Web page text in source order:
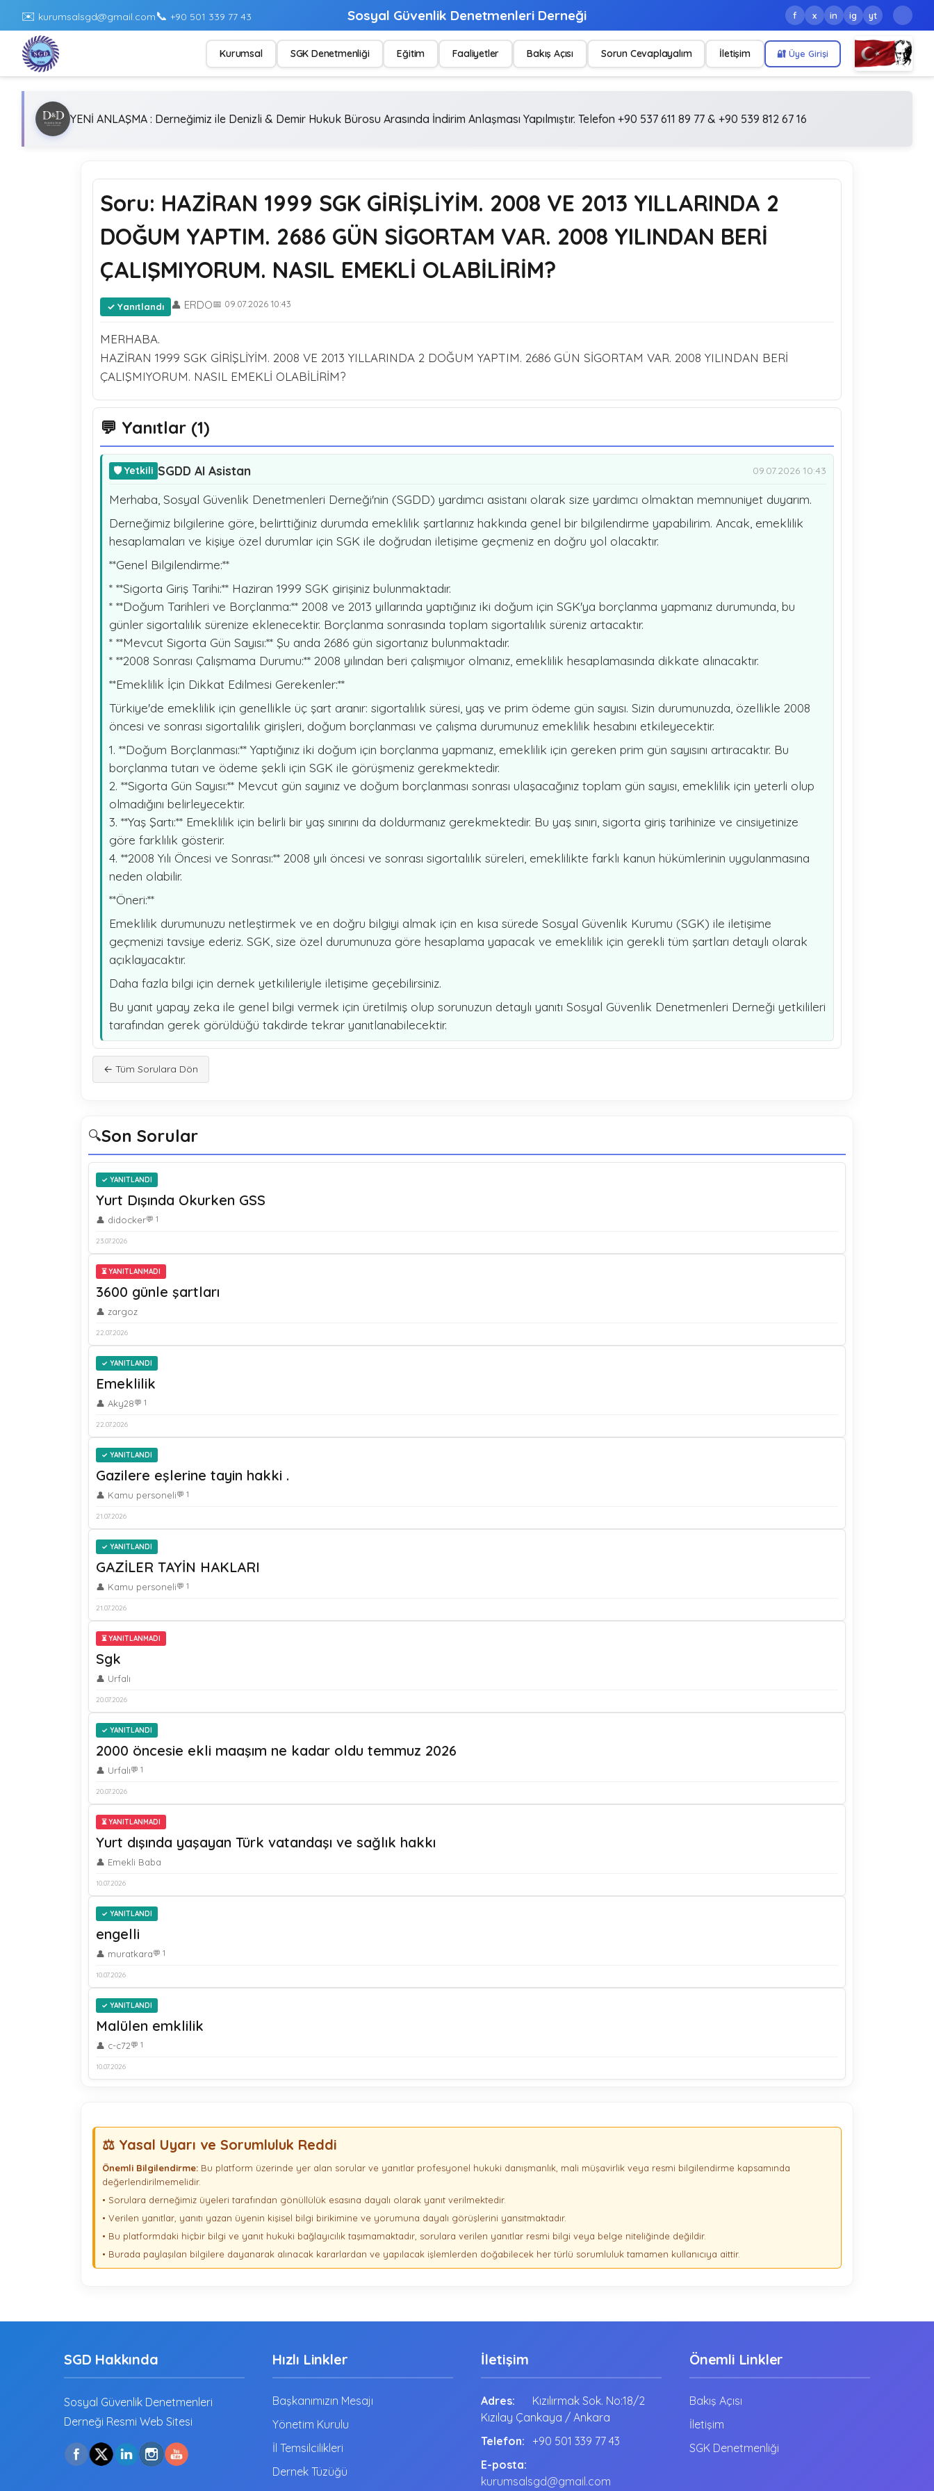
✉️ kurumsalsgd@gmail.com📞 +90 501 339 77 43 Sosyal Güvenlik Denetmenleri Derneği f x in ig yt
Kurumsal SGK Denetmenliği Eğitim Faaliyetler Bakış Açısı Sorun Cevaplayalım İletişim 🔐 Üye Girişi
YENİ ANLAŞMA : Derneğimiz ile Denizli & Demir Hukuk Bürosu Arasında İndirim Anlaşması Yapılmıştır. Telefon +90 537 611 89 77 & +90 539 812 67 16
Soru: HAZİRAN 1999 SGK GİRİŞLİYİM. 2008 VE 2013 YILLARINDA 2
DOĞUM YAPTIM. 2686 GÜN SİGORTAM VAR. 2008 YILINDAN BERİ
ÇALIŞMIYORUM. NASIL EMEKLİ OLABİLİRİM?
Yanıtlandı 👤 ERDO📅 09.07.2026 10:43
MERHABA.
HAZİRAN 1999 SGK GİRİŞLİYİM. 2008 VE 2013 YILLARINDA 2 DOĞUM YAPTIM. 2686 GÜN SİGORTAM VAR. 2008 YILINDAN BERİ
ÇALIŞMIYORUM. NASIL EMEKLİ OLABİLİRİM?
💬 Yanıtlar (1)
🛡️ Yetkili SGDD AI Asistan 09.07.2026 10:43
Merhaba, Sosyal Güvenlik Denetmenleri Derneği'nin (SGDD) yardımcı asistanı olarak size yardımcı olmaktan memnuniyet duyarım.
Derneğimiz bilgilerine göre, belirttiğiniz durumda emeklilik şartlarınız hakkında genel bir bilgilendirme yapabilirim. Ancak, emeklilik
hesaplamaları ve kişiye özel durumlar için SGK ile doğrudan iletişime geçmeniz en doğru yol olacaktır.
**Genel Bilgilendirme:**
* **Sigorta Giriş Tarihi:** Haziran 1999 SGK girişiniz bulunmaktadır.
* **Doğum Tarihleri ve Borçlanma:** 2008 ve 2013 yıllarında yaptığınız iki doğum için SGK'ya borçlanma yapmanız durumunda, bu
günler sigortalılık sürenize eklenecektir. Borçlanma sonrasında toplam sigortalılık süreniz artacaktır.
* **Mevcut Sigorta Gün Sayısı:** Şu anda 2686 gün sigortanız bulunmaktadır.
* **2008 Sonrası Çalışmama Durumu:** 2008 yılından beri çalışmıyor olmanız, emeklilik hesaplamasında dikkate alınacaktır.
**Emeklilik İçin Dikkat Edilmesi Gerekenler:**
Türkiye'de emeklilik için genellikle üç şart aranır: sigortalılık süresi, yaş ve prim ödeme gün sayısı. Sizin durumunuzda, özellikle 2008
öncesi ve sonrası sigortalılık girişleri, doğum borçlanması ve çalışma durumunuz emeklilik hesabını etkileyecektir.
1. **Doğum Borçlanması:** Yaptığınız iki doğum için borçlanma yapmanız, emeklilik için gereken prim gün sayısını artıracaktır. Bu
borçlanma tutarı ve ödeme şekli için SGK ile görüşmeniz gerekmektedir.
2. **Sigorta Gün Sayısı:** Mevcut gün sayınız ve doğum borçlanması sonrası ulaşacağınız toplam gün sayısı, emeklilik için yeterli olup
olmadığını belirleyecektir.
3. **Yaş Şartı:** Emeklilik için belirli bir yaş sınırını da doldurmanız gerekmektedir. Bu yaş sınırı, sigorta giriş tarihinize ve cinsiyetinize
göre farklılık gösterir.
4. **2008 Yılı Öncesi ve Sonrası:** 2008 yılı öncesi ve sonrası sigortalılık süreleri, emeklilikte farklı kanun hükümlerinin uygulanmasına
neden olabilir.
**Öneri:**
Emeklilik durumunuzu netleştirmek ve en doğru bilgiyi almak için en kısa sürede Sosyal Güvenlik Kurumu (SGK) ile iletişime
geçmenizi tavsiye ederiz. SGK, size özel durumunuza göre hesaplama yapacak ve emeklilik için gerekli tüm şartları detaylı olarak
açıklayacaktır.
Daha fazla bilgi için dernek yetkilileriyle iletişime geçebilirsiniz.
Bu yanıt yapay zeka ile genel bilgi vermek için üretilmiş olup sorunuzun detaylı yanıtı Sosyal Güvenlik Denetmenleri Derneği yetkilileri
tarafından gerek görüldüğü takdirde tekrar yanıtlanabilecektir.
← Tüm Sorulara Dön
🔍Son Sorular
YANITLANDI
Yurt Dışında Okurken GSS
👤 didocker💬 1
23.07.2026
⏳ YANITLANMADI
3600 günle şartları
👤 zargoz
22.07.2026
YANITLANDI
Emeklilik
👤 Aky28💬 1
22.07.2026
YANITLANDI
Gazilere eşlerine tayin hakki .
👤 Kamu personeli💬 1
21.07.2026
YANITLANDI
GAZİLER TAYİN HAKLARI
👤 Kamu personeli💬 1
21.07.2026
⏳ YANITLANMADI
Sgk
👤 Urfalı
20.07.2026
YANITLANDI
2000 öncesie ekli maaşım ne kadar oldu temmuz 2026
👤 Urfalı💬 1
20.07.2026
⏳ YANITLANMADI
Yurt dışında yaşayan Türk vatandaşı ve sağlık hakkı
👤 Emekli Baba
10.07.2026
YANITLANDI
engelli
👤 muratkara💬 1
10.07.2026
YANITLANDI
Malülen emklilik
👤 c-c72💬 1
10.07.2026
⚖️ Yasal Uyarı ve Sorumluluk Reddi
Önemli Bilgilendirme:Bu platform üzerinde yer alan sorular ve yanıtlar profesyonel hukuki danışmanlık, mali müşavirlik veya resmi bilgilendirme kapsamında
değerlendirilmemelidir.
• Sorulara derneğimiz üyeleri tarafından gönüllülük esasına dayalı olarak yanıt verilmektedir.
• Verilen yanıtlar, yanıtı yazan üyenin kişisel bilgi birikimine ve yorumuna dayalı görüşlerini yansıtmaktadır.
• Bu platformdaki hiçbir bilgi ve yanıt hukuki bağlayıcılık taşımamaktadır, sorulara verilen yanıtlar resmi bilgi veya belge niteliğinde değildir.
• Burada paylaşılan bilgilere dayanarak alınacak kararlardan ve yapılacak işlemlerden doğabilecek her türlü sorumluluk tamamen kullanıcıya aittir.
SGD Hakkında
Sosyal Güvenlik Denetmenleri
Derneği Resmi Web Sitesi
Hızlı Linkler
Başkanımızın Mesajı
Yönetim Kurulu
İl Temsilcilikleri
Dernek Tüzüğü
İletişim
Adres:
Kızılırmak Sok. No:18/2
Kızılay Çankaya / Ankara
Telefon:
+90 501 339 77 43
E-posta:
kurumsalsgd@gmail.com
Önemli Linkler
Bakış Açısı
İletişim
SGK Denetmenliği